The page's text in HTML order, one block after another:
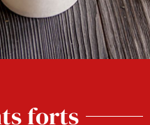
forts